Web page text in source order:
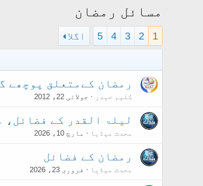
مسائل رمضان
1
2
3
4
5 اگلا
رمضان کےمتعلق پوچھے
کلیم حیدر جولائی 22، 2012
لیلۃ القدر کے فضائل،
محدث میڈیا مارچ 10، 2026
رمضان کے فضائل
محدث میڈیا فروری 23، 2026